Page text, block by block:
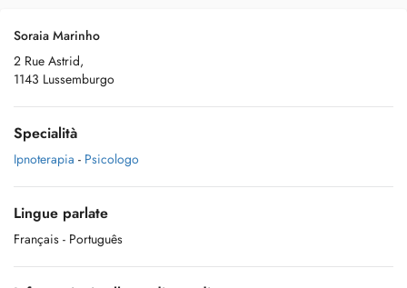
Soraia Marinho
2 Rue Astrid,
1143 Lussemburgo
Specialità
Ipnoterapia - Psicologo
Lingue parlate
Français - Português